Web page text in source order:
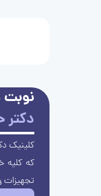
نوبت
کلینیک
که کلیه
تجهیزات